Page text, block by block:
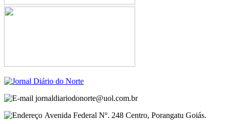
jornaldiariodonorte@uol.com.br
Avenida Federal Nº. 248 Centro, Porangatu Goiás.